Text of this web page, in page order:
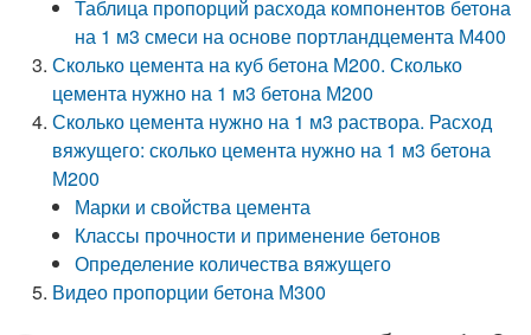
Таблица пропорций расхода компонентов бетона
на 1 м3 смеси на основе портландцемента М400
Сколько цемента на куб бетона М200. Сколько
цемента нужно на 1 м3 бетона М200
Сколько цемента нужно на 1 м3 раствора. Расход
вяжущего: сколько цемента нужно на 1 м3 бетона
М200
Марки и свойства цемента
Классы прочности и применение бетонов
Определение количества вяжущего
Видео пропорции бетона М300